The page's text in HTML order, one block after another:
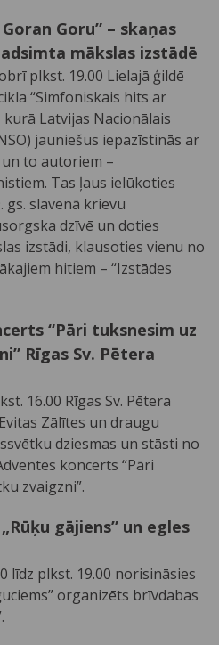
Goru” – skaņas
mākslas izstādē
plkst. 19.00 Lielajā ģildē
“Simfoniskais hits ar
Latvijas Nacionālais
jauniešus iepazīstinās ar
to autoriem –
Tas ļaus ielūkoties
gs. slavenā krievu
dzīvē un doties
izstādi, klausoties vienu no
hitiem – “Izstādes
“Pāri tuksnesim uz
Rīgas Sv. Pētera
16.00 Rīgas Sv. Pētera
Zālītes un draugu
dziesmas un stāsti no
koncerts “Pāri
zvaigzni”.
gājiens” un egles
līdz plkst. 19.00 norisināsies
organizēts brīvdabas